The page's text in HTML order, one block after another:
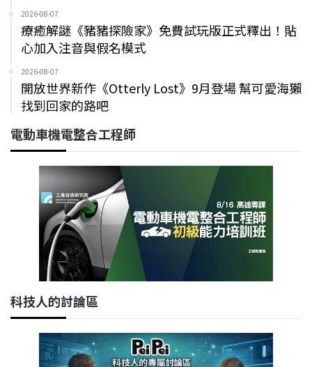
2026-08-07
療癒解謎《豬豬探險家》免費試玩版正式釋出！貼
心加入注音與假名模式
2026-08-07
開放世界新作《Otterly Lost》9月登場 幫可愛海獺
找到回家的路吧
電動車機電整合工程師
科技人的討論區